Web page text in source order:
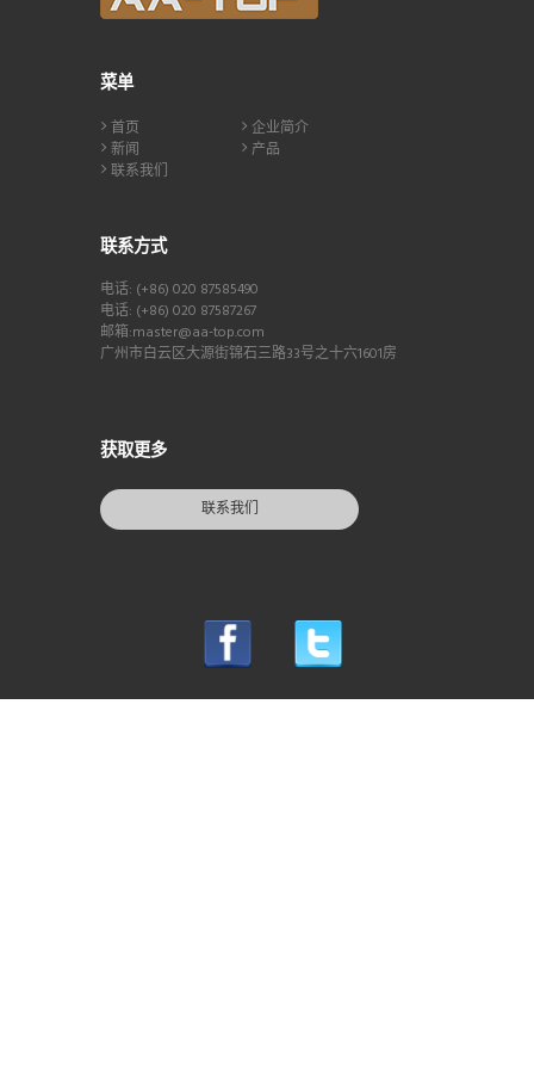
菜单
首页
企业简介
新闻
产品
联系我们
联系方式
电话: (+86) 020 87585490
电话: (+86) 020 87587267
邮箱:master@aa-top.com
广州市白云区大源街锦石三路33号之十六1601房
获取更多
联系我们